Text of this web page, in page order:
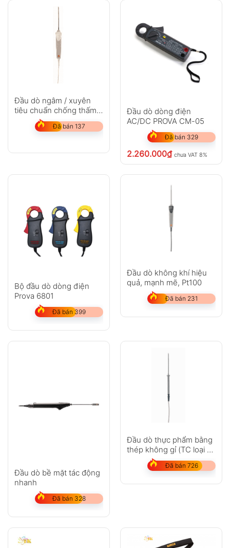
Đầu dò ngâm / xuyên
tiêu chuẩn chống thấm
nước (TC loại T)
Đã bán 137
Đầu dò dòng điện
AC/DC PROVA CM-05
Đã bán 329
2.260.000₫ chưa VAT 8%
Bộ đầu dò dòng điện
Prova 6801
Đã bán 399
Đầu dò không khí hiệu
quả, mạnh mẽ, Pt100
Đã bán 231
Đầu dò bề mặt tác động
nhanh
Đã bán 328
Đầu dò thực phẩm bằng
thép không gỉ (TC loại T)
– với cáp PUR
Đã bán 726